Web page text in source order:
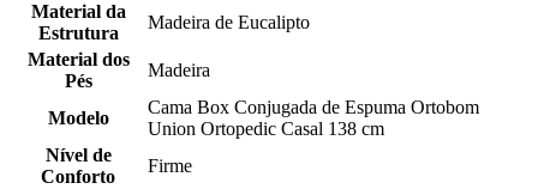
Material da
Estrutura
Madeira de Eucalipto
Material dos
Pés
Madeira
Modelo
Cama Box Conjugada de Espuma Ortobom
Union Ortopedic Casal 138 cm
Nível de
Conforto
Firme